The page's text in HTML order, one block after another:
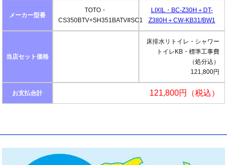
メーカー型番
TOTO・
CS350BTV+SH351BATV#SC1
LIXIL・BC-Z30H＋DT-
Z380H＋CW-KB31/BW1
当店セット価格
床排水リトイレ・シャワー
トイレKB・標準工事費
（処分込）
121,800円
お支払合計 121,800円（税込）